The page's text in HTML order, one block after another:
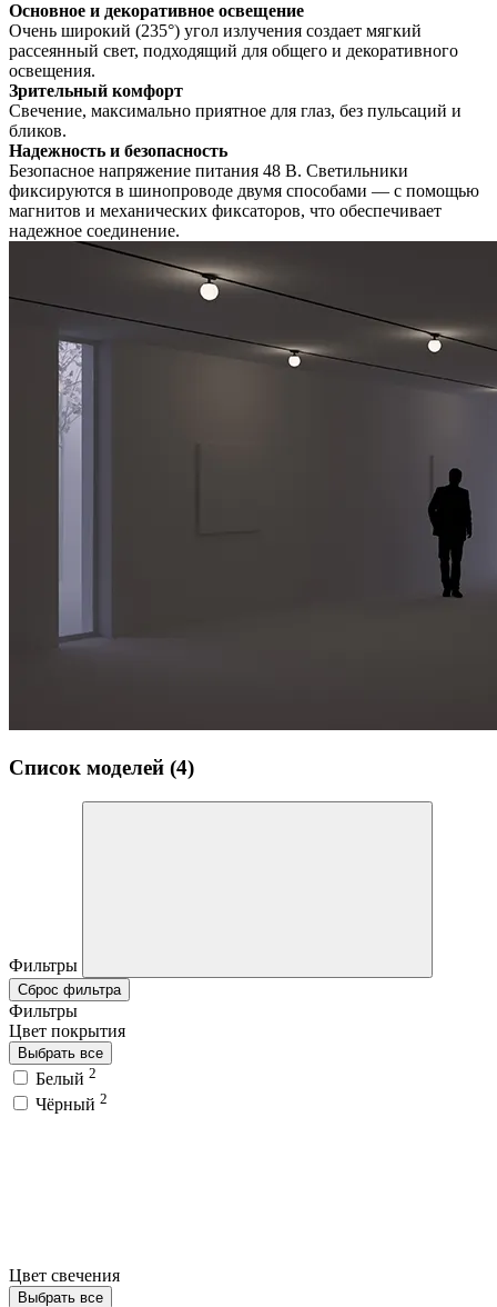
Основное и декоративное освещение
Очень широкий (235°) угол излучения создает мягкий
рассеянный свет, подходящий для общего и декоративного
освещения.
Зрительный комфорт
Свечение, максимально приятное для глаз, без пульсаций и
бликов.
Надежность и безопасность
Безопасное напряжение питания 48 В. Светильники
фиксируются в шинопроводе двумя способами — с помощью
магнитов и механических фиксаторов, что обеспечивает
надежное соединение.
Список моделей (4)
Фильтры
Сброс фильтра
Фильтры
Цвет покрытия
Выбрать все
Белый 2
Чёрный 2
Цвет свечения
Выбрать все